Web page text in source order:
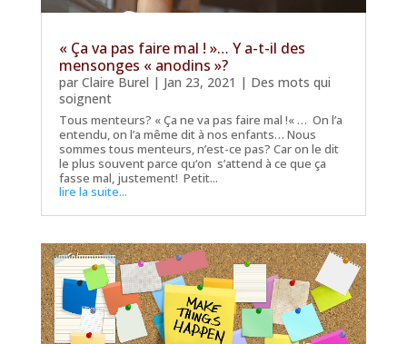
« Ça va pas faire mal ! »… Y a-t-il des
mensonges « anodins »?
par Claire Burel | Jan 23, 2021 | Des mots qui
soignent
Tous menteurs? « Ça ne va pas faire mal !« … On l’a
entendu, on l’a même dit à nos enfants… Nous
sommes tous menteurs, n’est-ce pas? Car on le dit
le plus souvent parce qu‘on s’attend à ce que ça
fasse mal, justement! Petit...
lire la suite...